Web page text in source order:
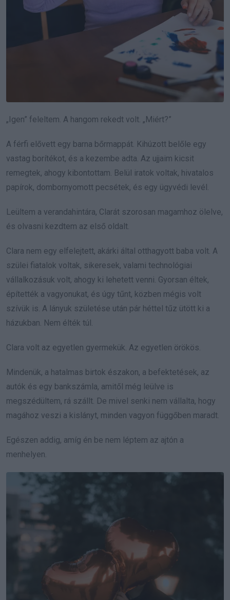
„Igen” feleltem. A hangom rekedt volt. „Miért?”
A férfi elővett egy barna bőrmappát. Kihúzott belőle egy
vastag borítékot, és a kezembe adta. Az ujjaim kicsit
remegtek, ahogy kibontottam. Belül iratok voltak, hivatalos
papírok, dombornyomott pecsétek, és egy ügyvédi levél.
Leültem a verandahintára, Clarát szorosan magamhoz ölelve,
és olvasni kezdtem az első oldalt.
Clara nem egy elfelejtett, akárki által otthagyott baba volt. A
szülei fiatalok voltak, sikeresek, valami technológiai
vállalkozásuk volt, ahogy ki lehetett venni. Gyorsan éltek,
építették a vagyonukat, és úgy tűnt, közben mégis volt
szívük is. A lányuk születése után pár héttel tűz ütött ki a
házukban. Nem élték túl.
Clara volt az egyetlen gyermekük. Az egyetlen örökös.
Mindenük, a hatalmas birtok északon, a befektetések, az
autók és egy bankszámla, amitől még leülve is
megszédültem, rá szállt. De mivel senki nem vállalta, hogy
magához veszi a kislányt, minden vagyon függőben maradt.
Egészen addig, amíg én be nem léptem az ajtón a
menhelyen.